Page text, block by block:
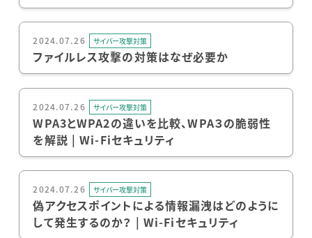
2024.07.26 サイバー攻撃対策
ファイルレス攻撃の対策はなぜ必要か
2024.07.26 サイバー攻撃対策
WPA3とWPA2の違いを比較、WPA３の脆弱性
を解説 | Wi-Fiセキュリティ
2024.07.26 サイバー攻撃対策
偽アクセスポイントによる情報漏洩はどのように
して発生するのか？ | Wi-Fiセキュリティ